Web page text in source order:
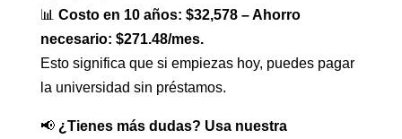
📊 Costo en 10 años: $32,578 – Ahorro
necesario: $271.48/mes.
Esto significa que si empiezas hoy, puedes pagar
la universidad sin préstamos.
📢 ¿Tienes más dudas? Usa nuestra